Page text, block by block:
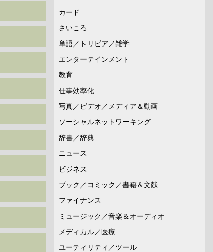
カード
さいころ
単語／トリビア／雑学
エンターテインメント
教育
仕事効率化
写真／ビデオ／メディア＆動画
ソーシャルネットワーキング
辞書／辞典
ニュース
ビジネス
ブック／コミック／書籍＆文献
ファイナンス
ミュージック／音楽＆オーディオ
メディカル／医療
ユーティリティ／ツール